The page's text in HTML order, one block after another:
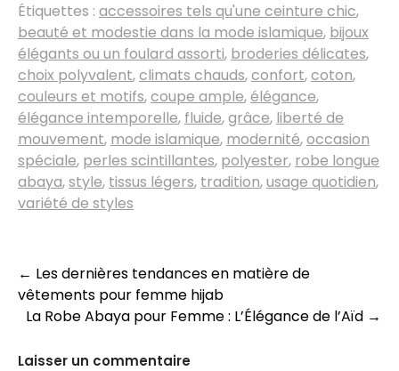
Étiquettes : accessoires tels qu'une ceinture chic,
beauté et modestie dans la mode islamique, bijoux
élégants ou un foulard assorti, broderies délicates,
choix polyvalent,climats chauds,confort,coton,
couleurs et motifs,coupe ample,élégance,
élégance intemporelle, fluide,grâce, liberté de
mouvement, mode islamique, modernité,occasion
spéciale, perles scintillantes, polyester, robe longue
abaya,style, tissus légers, tradition,usage quotidien,
variété de styles
Navigation
des
articles
← Les dernières tendances en matière de
vêtements pour femme hijab
La Robe Abaya pour Femme : L’Élégance de l’Aïd →
Laisser un commentaire